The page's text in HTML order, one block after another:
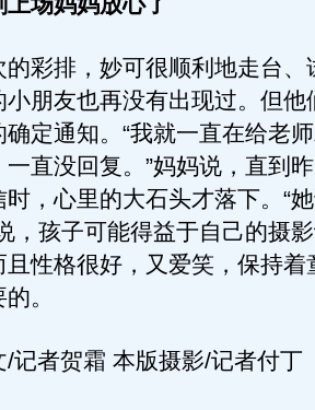
排，妙可很顺利地走台、
小朋友也再没有出现过。但他
定通知。“我就一直在给老
直没回复。”妈妈说，直到
，心里的大石头才落下。“
，孩子可能得益于自己的摄
且性格很好，又爱笑，保持着
。
者贺霜 本版摄影/记者付丁